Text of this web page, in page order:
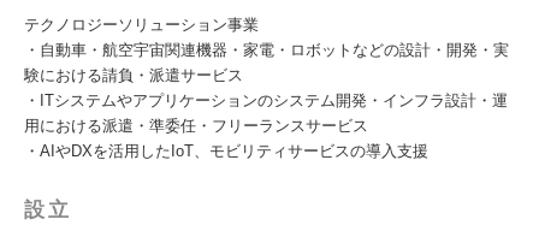
テクノロジーソリューション事業
・自動車・航空宇宙関連機器・家電・ロボットなどの設計・開発・実
験における請負・派遣サービス
・ITシステムやアプリケーションのシステム開発・インフラ設計・運
用における派遣・準委任・フリーランスサービス
・AIやDXを活用したIoT、モビリティサービスの導入支援
設立